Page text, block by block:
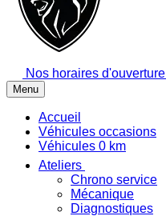
Nos horaires d'ouverture
Menu
Accueil
Véhicules occasions
Véhicules 0 km
Ateliers
Chrono service
Mécanique
Diagnostiques